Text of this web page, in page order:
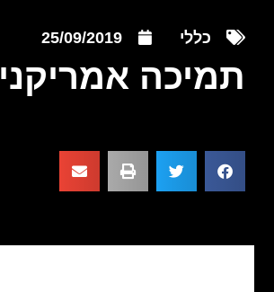
כללי 25/09/2019
תמיכה